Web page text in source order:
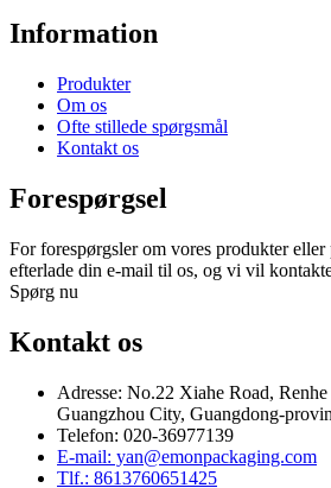
Information
Produkter
Om os
Ofte stillede spørgsmål
Kontakt os
Forespørgsel
For forespørgsler om vores produkter eller
efterlade din e-mail til os, og vi vil
Spørg nu
Kontakt os
Adresse: No.22 Xiahe Road,
Guangzhou City, Guangdong-
Telefon: 020-36977139
E-mail: yan@emonpackaging.com
Tlf.: 8613760651425